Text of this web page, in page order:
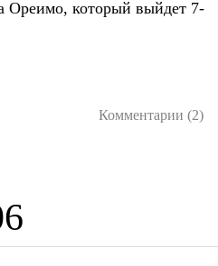
Ореимо, который выйдет 7-
Комментарии (2)